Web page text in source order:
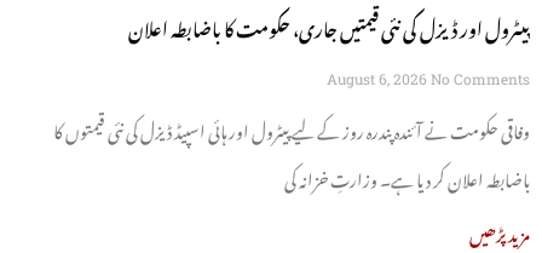
پیٹرول اور ڈیزل کی نئی قیمتیں جاری، حکومت کا باضابطہ اعلان
August 6, 2026 No Comments
وفاقی حکومت نے آئندہ پندرہ روز کے لیے پیٹرول اور ہائی اسپیڈ ڈیزل کی نئی قیمتوں کا
باضابطہ اعلان کر دیا ہے۔ وزارتِ خزانہ کی
مزید پڑھیں